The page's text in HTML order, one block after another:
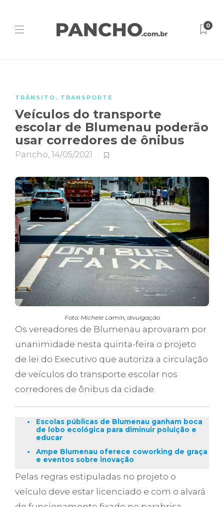
0
TRÂNSITO , TRANSPORTE
Veículos do transporte
escolar de Blumenau poderão
usar corredores de ônibus
Pancho, 14/05/2021
Foto: Michele Lamin, divulgação
Os vereadores de Blumenau aprovaram por
unanimidade nesta quinta-feira o projeto
de lei do Executivo que autoriza a circulação
de veículos do transporte escolar nos
corredores de ônibus da cidade.
Escolas públicas de Blumenau ganham boca
de lobo ecológica para diminuir poluição e
educar
Ampe Blumenau oferece coworking de graça
e eventos sobre inovação
Pelas regras estipuladas no projeto o
veículo deve estar licenciado e com o alvará